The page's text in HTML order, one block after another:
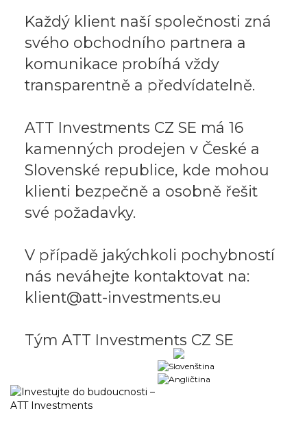
Každý klient naší společnosti zná
svého obchodního partnera a
komunikace probíhá vždy
transparentně a předvídatelně.
ATT Investments CZ SE má 16
kamenných prodejen v České a
Slovenské republice, kde mohou
klienti bezpečně a osobně řešit
své požadavky.
V případě jakýchkoli pochybností
nás neváhejte kontaktovat na:
klient@att-investments.eu
Tým ATT Investments CZ SE